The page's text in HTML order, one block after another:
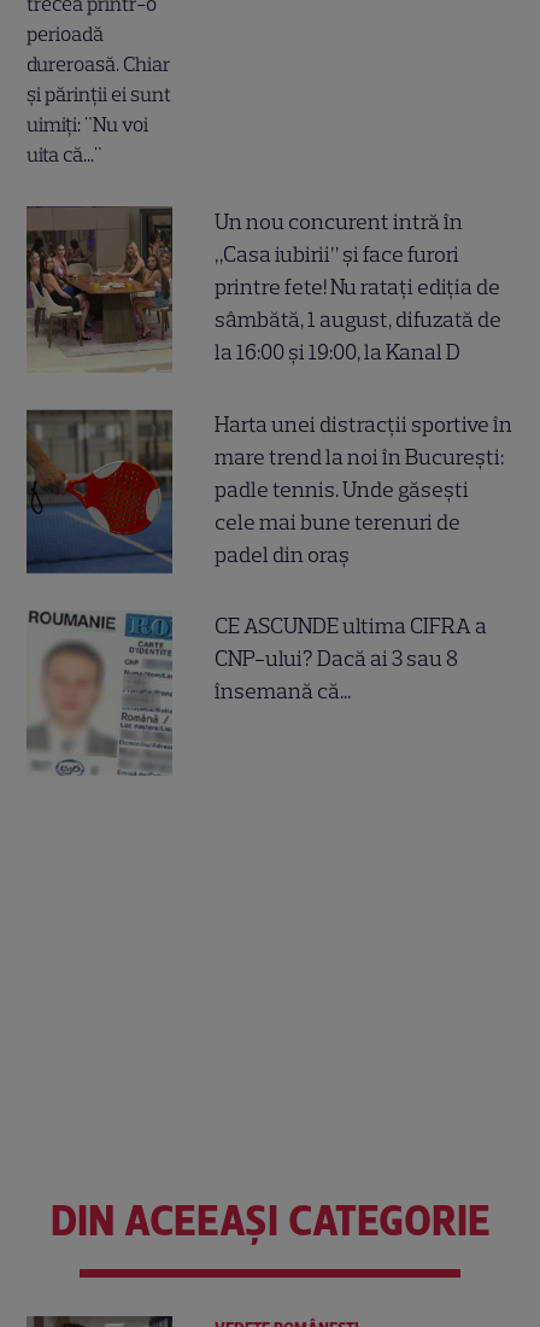
Un nou concurent intră în
„Casa iubirii” și face furori
printre fete! Nu ratați ediția de
sâmbătă, 1 august, difuzată de
la 16:00 și 19:00, la Kanal D
Harta unei distracții sportive în
mare trend la noi în București:
padle tennis. Unde găsești
cele mai bune terenuri de
padel din oraș
CE ASCUNDE ultima CIFRA a
CNP-ului? Dacă ai 3 sau 8
însemană că...
DIN ACEEAȘI CATEGORIE